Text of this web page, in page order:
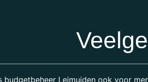
budgetbeheer Leimuiden ook voor